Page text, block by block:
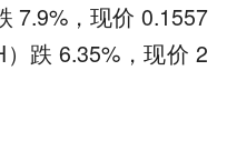
7.9%，现价 0.1557
跌 6.35%，现价 2